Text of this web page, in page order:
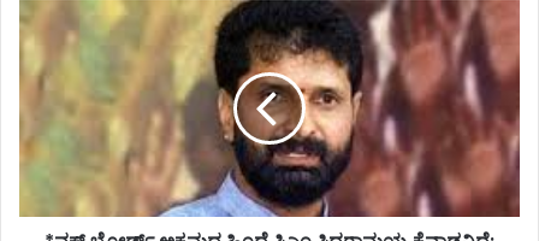
*ವಕ್ಫ್
ಬೋರ್ಡ್
ಸಿಎಂ
ಸಿದ್ದರಾಮಯ್ಯ
ಕೈವಾಡವಿದೆ:
ಆರೋಪ*